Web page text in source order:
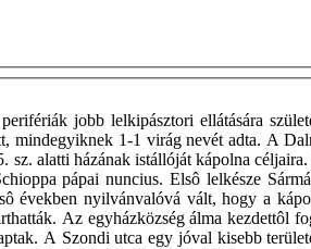
jobb lelkipásztori ellátására
mindegyiknek 1-1 virág nevét adta. A
alatti házának istállóját kápolna
pápai nuncius. Elsô lelkésze
években nyilvánvalóvá vált, hogy a
Az egyházközség álma
A Szondi utca egy jóval kisebb